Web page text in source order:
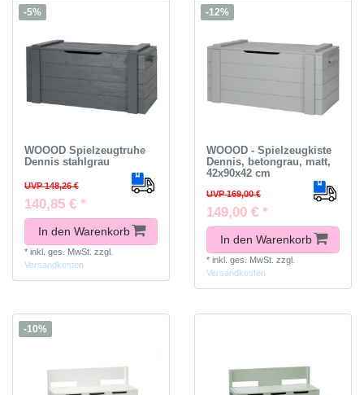
-5%
WOOOD Spielzeugtruhe
Dennis stahlgrau
UVP 148,26 €
140,85 € *
In den Warenkorb
* inkl. ges. MwSt. zzgl.
Versandkosten
-12%
WOOOD - Spielzeugkiste
Dennis, betongrau, matt,
42x90x42 cm
UVP 169,00 €
149,00 € *
In den Warenkorb
* inkl. ges. MwSt. zzgl.
Versandkosten
-10%